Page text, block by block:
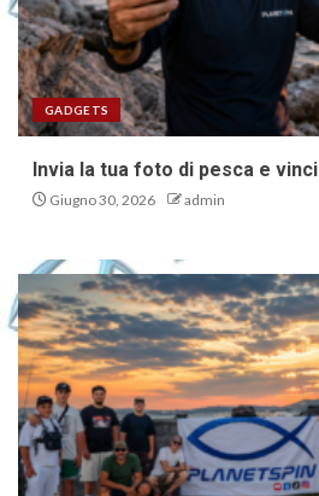
GADGETS
Invia la tua foto di pesca e
Giugno 30, 2026 admin